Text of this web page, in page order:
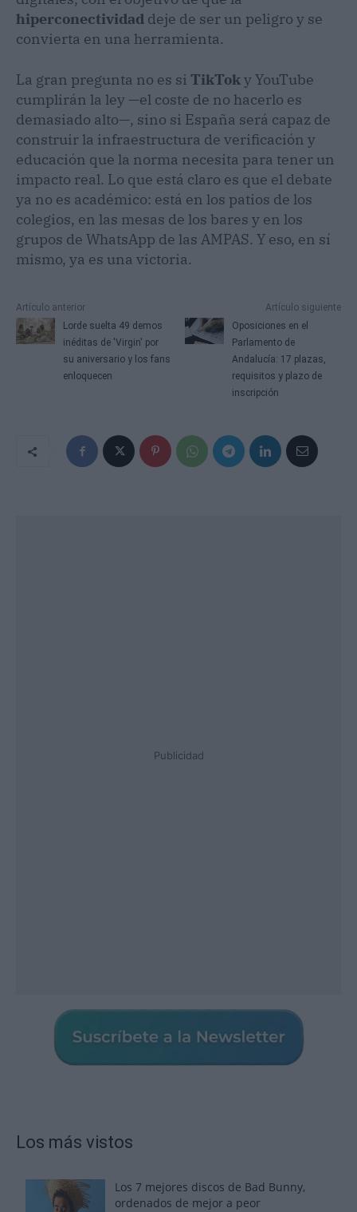
hiperconectividad deje de ser un peligro y se
convierta en una herramienta.
La gran pregunta no es si TikToky YouTube
cumplirán la ley —el coste de no hacerlo es
demasiado alto—, sino si España será capaz de
construir la infraestructura de verificación y
educación que la norma necesita para tener un
impacto real. Lo que está claro es que el debate
ya no es académico: está en los patios de los
colegios, en las mesas de los bares y en los
grupos de WhatsApp de las AMPAS. Y eso, en sí
mismo, ya es una victoria.
Artículo anterior
Lorde suelta 49 demos
inéditas de 'Virgin' por
su aniversario y los fans
enloquecen
Artículo siguiente
Oposiciones en el
Parlamento de
Andalucía: 17 plazas,
requisitos y plazo de
inscripción
Publicidad
Los más vistos
Los 7 mejores discos de Bad Bunny,
ordenados de mejor a peor